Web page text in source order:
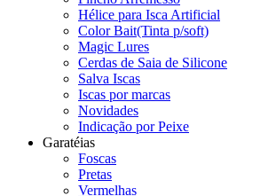
Hélice para Isca Artificial
Color Bait(Tinta p/soft)
Magic Lures
Cerdas de Saia de Silicone
Salva Iscas
Iscas por marcas
Novidades
Indicação por Peixe
Garatéias
Foscas
Pretas
Vermelhas